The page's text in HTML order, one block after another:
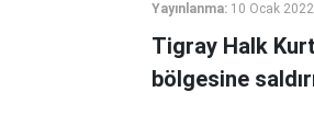
Yayınlanma: 10 Ocak
Tigray Halk
bölgesine